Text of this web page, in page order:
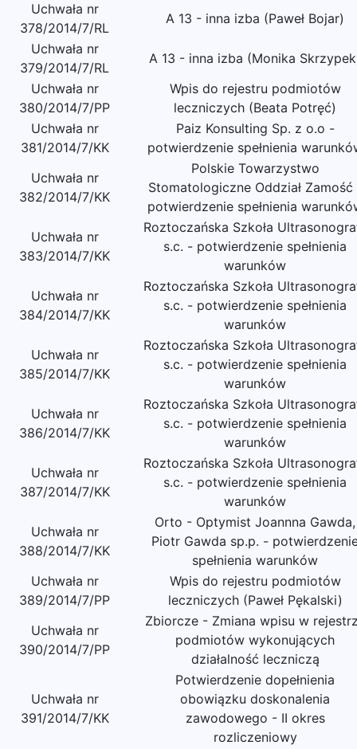
Uchwała nr
378/2014/7/RL
A 13 - inna izba (Paweł Bojar)
Uchwała nr
379/2014/7/RL
A 13 - inna izba (Monika
Uchwała nr
380/2014/7/PP
Wpis do rejestru podmiotów
leczniczych (Beata Potręć)
Uchwała nr
381/2014/7/KK
Paiz Konsulting Sp. z o.o -
potwierdzenie spełnienia
Uchwała nr
382/2014/7/KK
Polskie Towarzystwo
Stomatologiczne Oddział Zamość
potwierdzenie spełnienia
Uchwała nr
383/2014/7/KK
Roztoczańska Szkoła
s.c. - potwierdzenie spełnienia
warunków
Uchwała nr
384/2014/7/KK
Roztoczańska Szkoła
s.c. - potwierdzenie spełnienia
warunków
Uchwała nr
385/2014/7/KK
Roztoczańska Szkoła
s.c. - potwierdzenie spełnienia
warunków
Uchwała nr
386/2014/7/KK
Roztoczańska Szkoła
s.c. - potwierdzenie spełnienia
warunków
Uchwała nr
387/2014/7/KK
Roztoczańska Szkoła
s.c. - potwierdzenie spełnienia
warunków
Uchwała nr
388/2014/7/KK
Orto - Optymist Joannna Gawda,
Piotr Gawda sp.p. -
spełnienia warunków
Uchwała nr
389/2014/7/PP
Wpis do rejestru podmiotów
leczniczych (Paweł Pękalski)
Uchwała nr
390/2014/7/PP
Zbiorcze - Zmiana wpisu w
podmiotów wykonujących
działalność leczniczą
Uchwała nr
391/2014/7/KK
Potwierdzenie dopełnienia
obowiązku doskonalenia
zawodowego - II okres
rozliczeniowy